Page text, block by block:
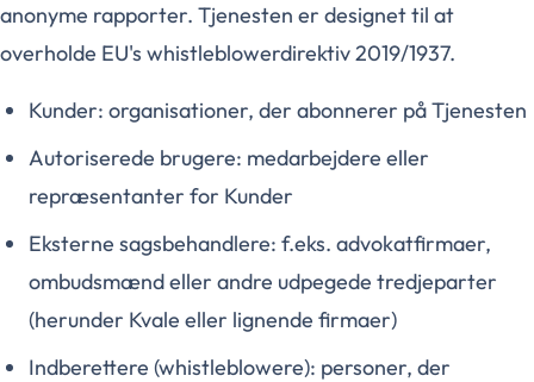
anonyme rapporter. Tjenesten er designet til at
overholde EU's whistleblowerdirektiv 2019/1937.
Kunder: organisationer, der abonnerer på Tjenesten
Autoriserede brugere: medarbejdere eller
repræsentanter for Kunder
Eksterne sagsbehandlere: f.eks. advokatfirmaer,
ombudsmænd eller andre udpegede tredjeparter
(herunder Kvale eller lignende firmaer)
Indberettere (whistleblowere): personer, der